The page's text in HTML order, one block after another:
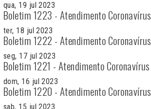
qua, 19 jul 2023
Boletim 1223 - Atendimento Coronavírus
ter, 18 jul 2023
Boletim 1222 - Atendimento Coronavírus
seg, 17 jul 2023
Boletim 1221 - Atendimento Coronavírus
dom, 16 jul 2023
Boletim 1220 - Atendimento Coronavírus
sab, 15 jul 2023